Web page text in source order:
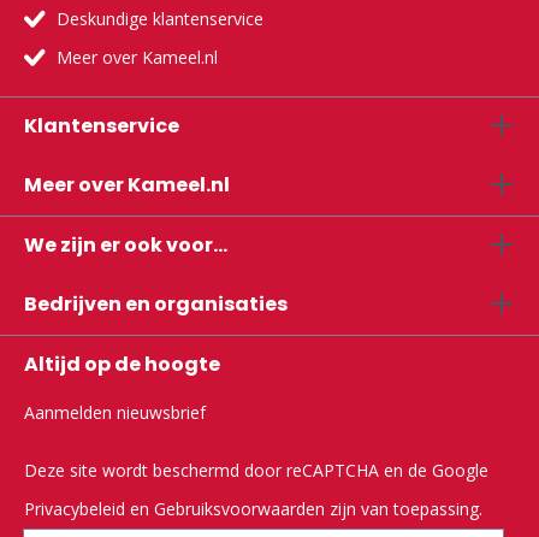
Deskundige klantenservice
Meer over Kameel.nl
Klantenservice
Meer over Kameel.nl
We zijn er ook voor...
Bedrijven en organisaties
Altijd op de hoogte
Aanmelden nieuwsbrief
Deze site wordt beschermd door reCAPTCHA en de Google
Privacybeleid en Gebruiksvoorwaarden zijn van toepassing.